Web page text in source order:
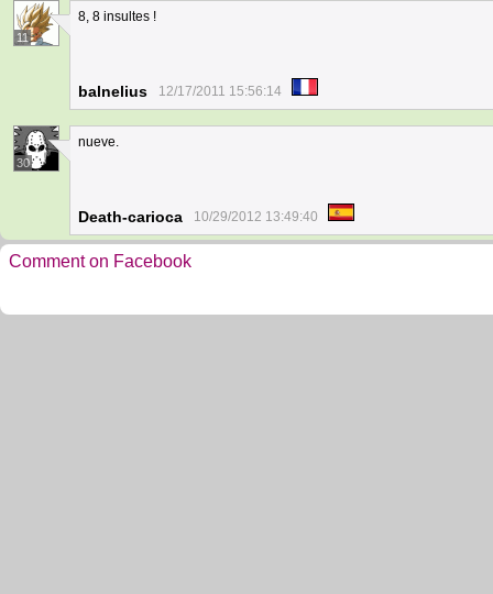
11
8, 8 insultes !
balnelius 12/17/2011 15:56:14
30
nueve.
Death-carioca 10/29/2012 13:49:40
Comment on Facebook